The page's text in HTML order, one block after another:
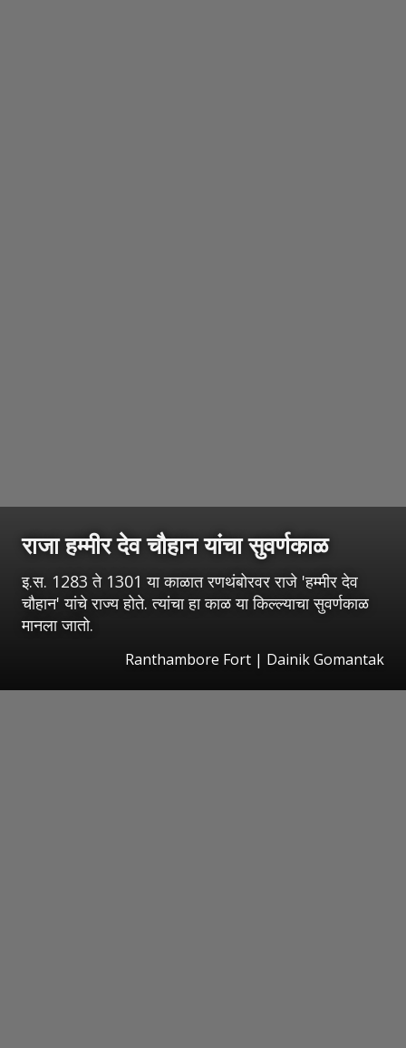
राजा हम्मीर देव चौहान यांचा सुवर्णकाळ
इ.स. 1283 ते 1301 या काळात रणथंबोरवर राजे 'हम्मीर देव
चौहान' यांचे राज्य होते. त्यांचा हा काळ या किल्ल्याचा सुवर्णकाळ
मानला जातो.
Ranthambore Fort | Dainik Gomantak